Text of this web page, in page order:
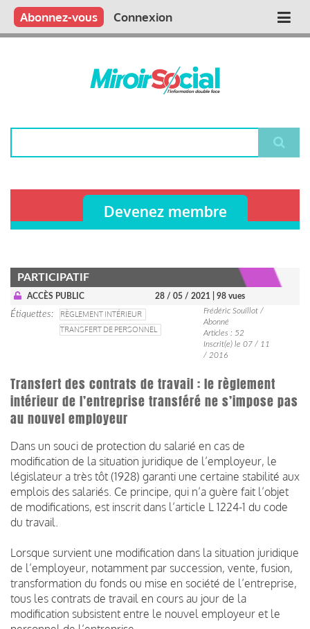
Aller
contenu
Main
Qui sommes nous ?
Vous publiez
Nous publions
Contactez-nous
Abonnez-vous Connexion
Devenez membre
PARTICIPATIF
ACCÈS PUBLIC 28 / 05 / 2021 | 98 vues
Étiquettes
RÈGLEMENT INTÉRIEUR
TRANSFERT DE PERSONNEL
Frédéric Souillot /
Abonné
Articles : 52
Inscrit(e) le 07 / 11
/ 2016
Transfert des contrats de travail : le règlement
intérieur de l’entreprise transféré ne s’impose pas
au nouvel employeur
Dans un souci de protection du salarié en cas de
modification de la situation juridique de l’employeur, le
législateur a très tôt (1928) garanti une certaine stabilité aux
emplois des salariés. Ce principe, qui n’a guère fait l’objet
de modifications, est inscrit dans l’article L 1224-1 du code
du travail.
Lorsque survient une modification dans la situation juridique
de l’employeur, notamment par succession, vente, fusion,
transformation du fonds ou mise en société de l’entreprise,
tous les contrats de travail en cours au jour de la
modification subsistent entre le nouvel employeur et le